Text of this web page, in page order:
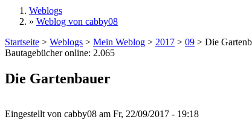
Sie sind hier
Weblogs
» Weblog von cabby08
Startseite > Weblogs > Mein Weblog > 2017 > 09 > Die
Bautagebücher online: 2.065
Die Gartenbauer
Eingestellt von cabby08 am Fr, 22/09/2017 - 19:18